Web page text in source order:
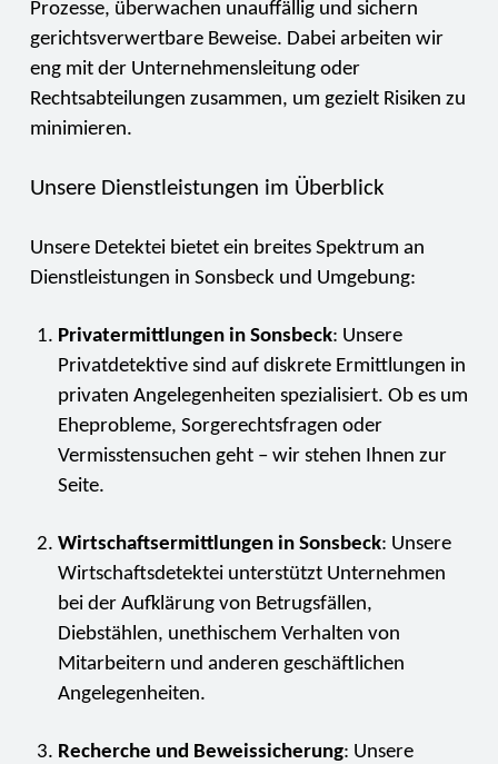
Prozesse, überwachen unauffällig und sichern
gerichtsverwertbare Beweise. Dabei arbeiten wir
eng mit der Unternehmensleitung oder
Rechtsabteilungen zusammen, um gezielt Risiken zu
minimieren.
Unsere Dienstleistungen im Überblick
Unsere Detektei bietet ein breites Spektrum an
Dienstleistungen in Sonsbeck und Umgebung:
Privatermittlungen in Sonsbeck: Unsere
Privatdetektive sind auf diskrete Ermittlungen in
privaten Angelegenheiten spezialisiert. Ob es um
Eheprobleme, Sorgerechtsfragen oder
Vermisstensuchen geht – wir stehen Ihnen zur
Seite.
Wirtschaftsermittlungen in Sonsbeck: Unsere
Wirtschaftsdetektei unterstützt Unternehmen
bei der Aufklärung von Betrugsfällen,
Diebstählen, unethischem Verhalten von
Mitarbeitern und anderen geschäftlichen
Angelegenheiten.
Recherche und Beweissicherung: Unsere